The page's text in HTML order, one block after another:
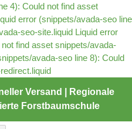
4): Could not find asset
error (snippets/avada-seo line
seo-site.liquid Liquid error
find asset snippets/avada-
avada-seo line 8): Could
Direkt
Inhalt
Versand | Regionale
Forstbaumschule